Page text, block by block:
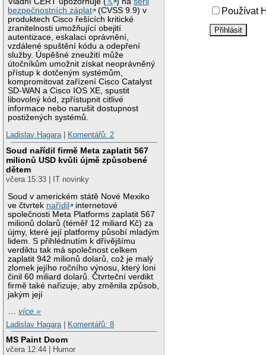
bezpečnostních záplat
(CVSS 9.9) v
produktech Cisco řešících kritické
zranitelnosti umožňující obejití
autentizace, eskalaci oprávnění,
vzdálené spuštění kódu a odepření
služby. Úspěšné zneužití může
útočníkům umožnit získat neoprávněný
přístup k dotčeným systémům,
kompromitovat zařízení Cisco Catalyst
SD-WAN a Cisco IOS XE, spustit
libovolný kód, zpřístupnit citlivé
informace nebo narušit dostupnost
postižených systémů.
Ladislav Hagara| Komentářů: 2
Soud nařídil firmě Meta zaplatit 567
milionů USD kvůli újmě způsobené
dětem
včera 15:33 | IT novinky
Soud v americkém státě Nové Mexiko
ve čtvrtek nařídil
internetové
společnosti Meta Platforms zaplatit 567
milionů dolarů (téměř 12 miliard Kč) za
újmy, které její platformy působí mladým
lidem. S přihlédnutím k dřívějšímu
verdiktu tak má společnost celkem
zaplatit 942 milionů dolarů, což je malý
zlomek jejího ročního výnosu, který loni
činil 60 miliard dolarů. Čtvrteční verdikt
firmě také nařizuje, aby změnila způsob,
jakým její
…více »
Ladislav Hagara
Komentářů: 8
MS Paint Doom
včera 12:44 | Humor
Používat